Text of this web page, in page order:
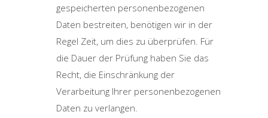
gespeicherten personenbezogenen
Daten bestreiten, benötigen wir in der
Regel Zeit, um dies zu überprüfen. Für
die Dauer der Prüfung haben Sie das
Recht, die Einschränkung der
Verarbeitung Ihrer personenbezogenen
Daten zu verlangen.